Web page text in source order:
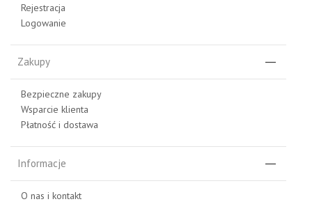
Rejestracja
Logowanie
Zakupy
Bezpieczne zakupy
Wsparcie klienta
Płatność i dostawa
Informacje
O nas i kontakt